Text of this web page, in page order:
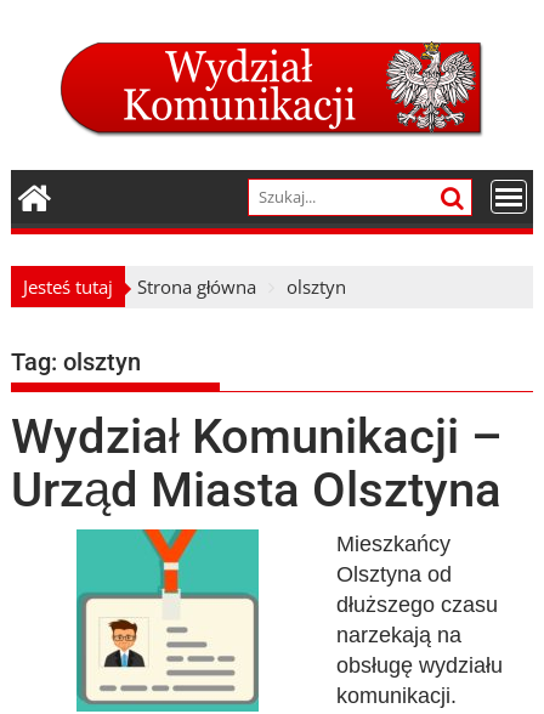
Jesteś tutaj Strona główna olsztyn
Tag:olsztyn
Wydział Komunikacji –
Urząd Miasta Olsztyna
Mieszkańcy
Olsztyna od
dłuższego czasu
narzekają na
obsługę wydziału
komunikacji.